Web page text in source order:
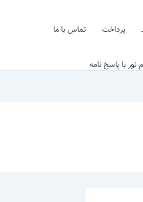
پرداخت تماس با ما
نور با پاسخ نامه